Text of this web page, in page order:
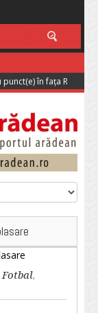
punct(e) în fața
Fotbal,